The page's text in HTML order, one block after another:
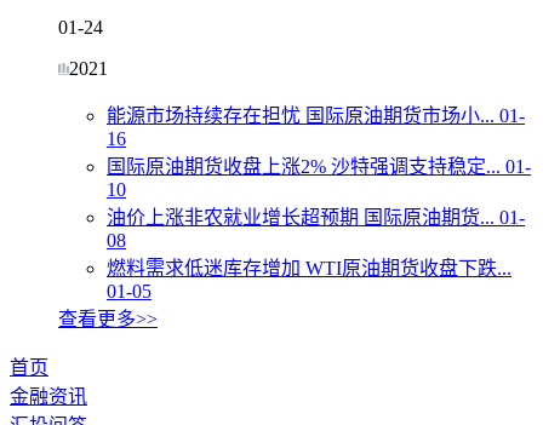
01-24
2021
能源市场持续存在担忧 国际原油期货市场小... 01-
16
国际原油期货收盘上涨2% 沙特强调支持稳定... 01-
10
油价上涨非农就业增长超预期 国际原油期货... 01-
08
燃料需求低迷库存增加 WTI原油期货收盘下跌...
01-05
查看更多>>
首页
金融资讯